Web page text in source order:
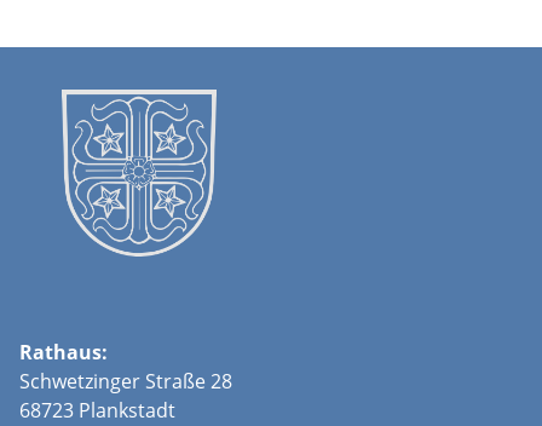
Rathaus:
Schwetzinger Straße 28
68723 Plankstadt